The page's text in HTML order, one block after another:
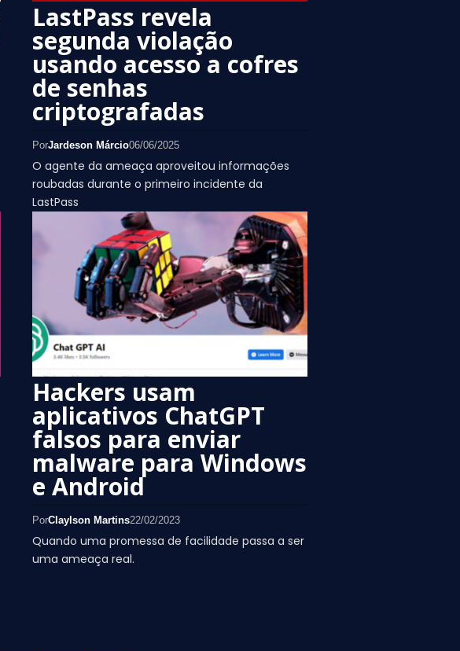
LastPass revela
segunda violação
usando acesso a cofres
de senhas
criptografadas
PorJardeson Márcio06/06/2025
O agente da ameaça aproveitou informações
roubadas durante o primeiro incidente da
LastPass
Hackers usam
aplicativos ChatGPT
falsos para enviar
malware para Windows
e Android
PorClaylson Martins22/02/2023
Quando uma promessa de facilidade passa a ser
uma ameaça real.